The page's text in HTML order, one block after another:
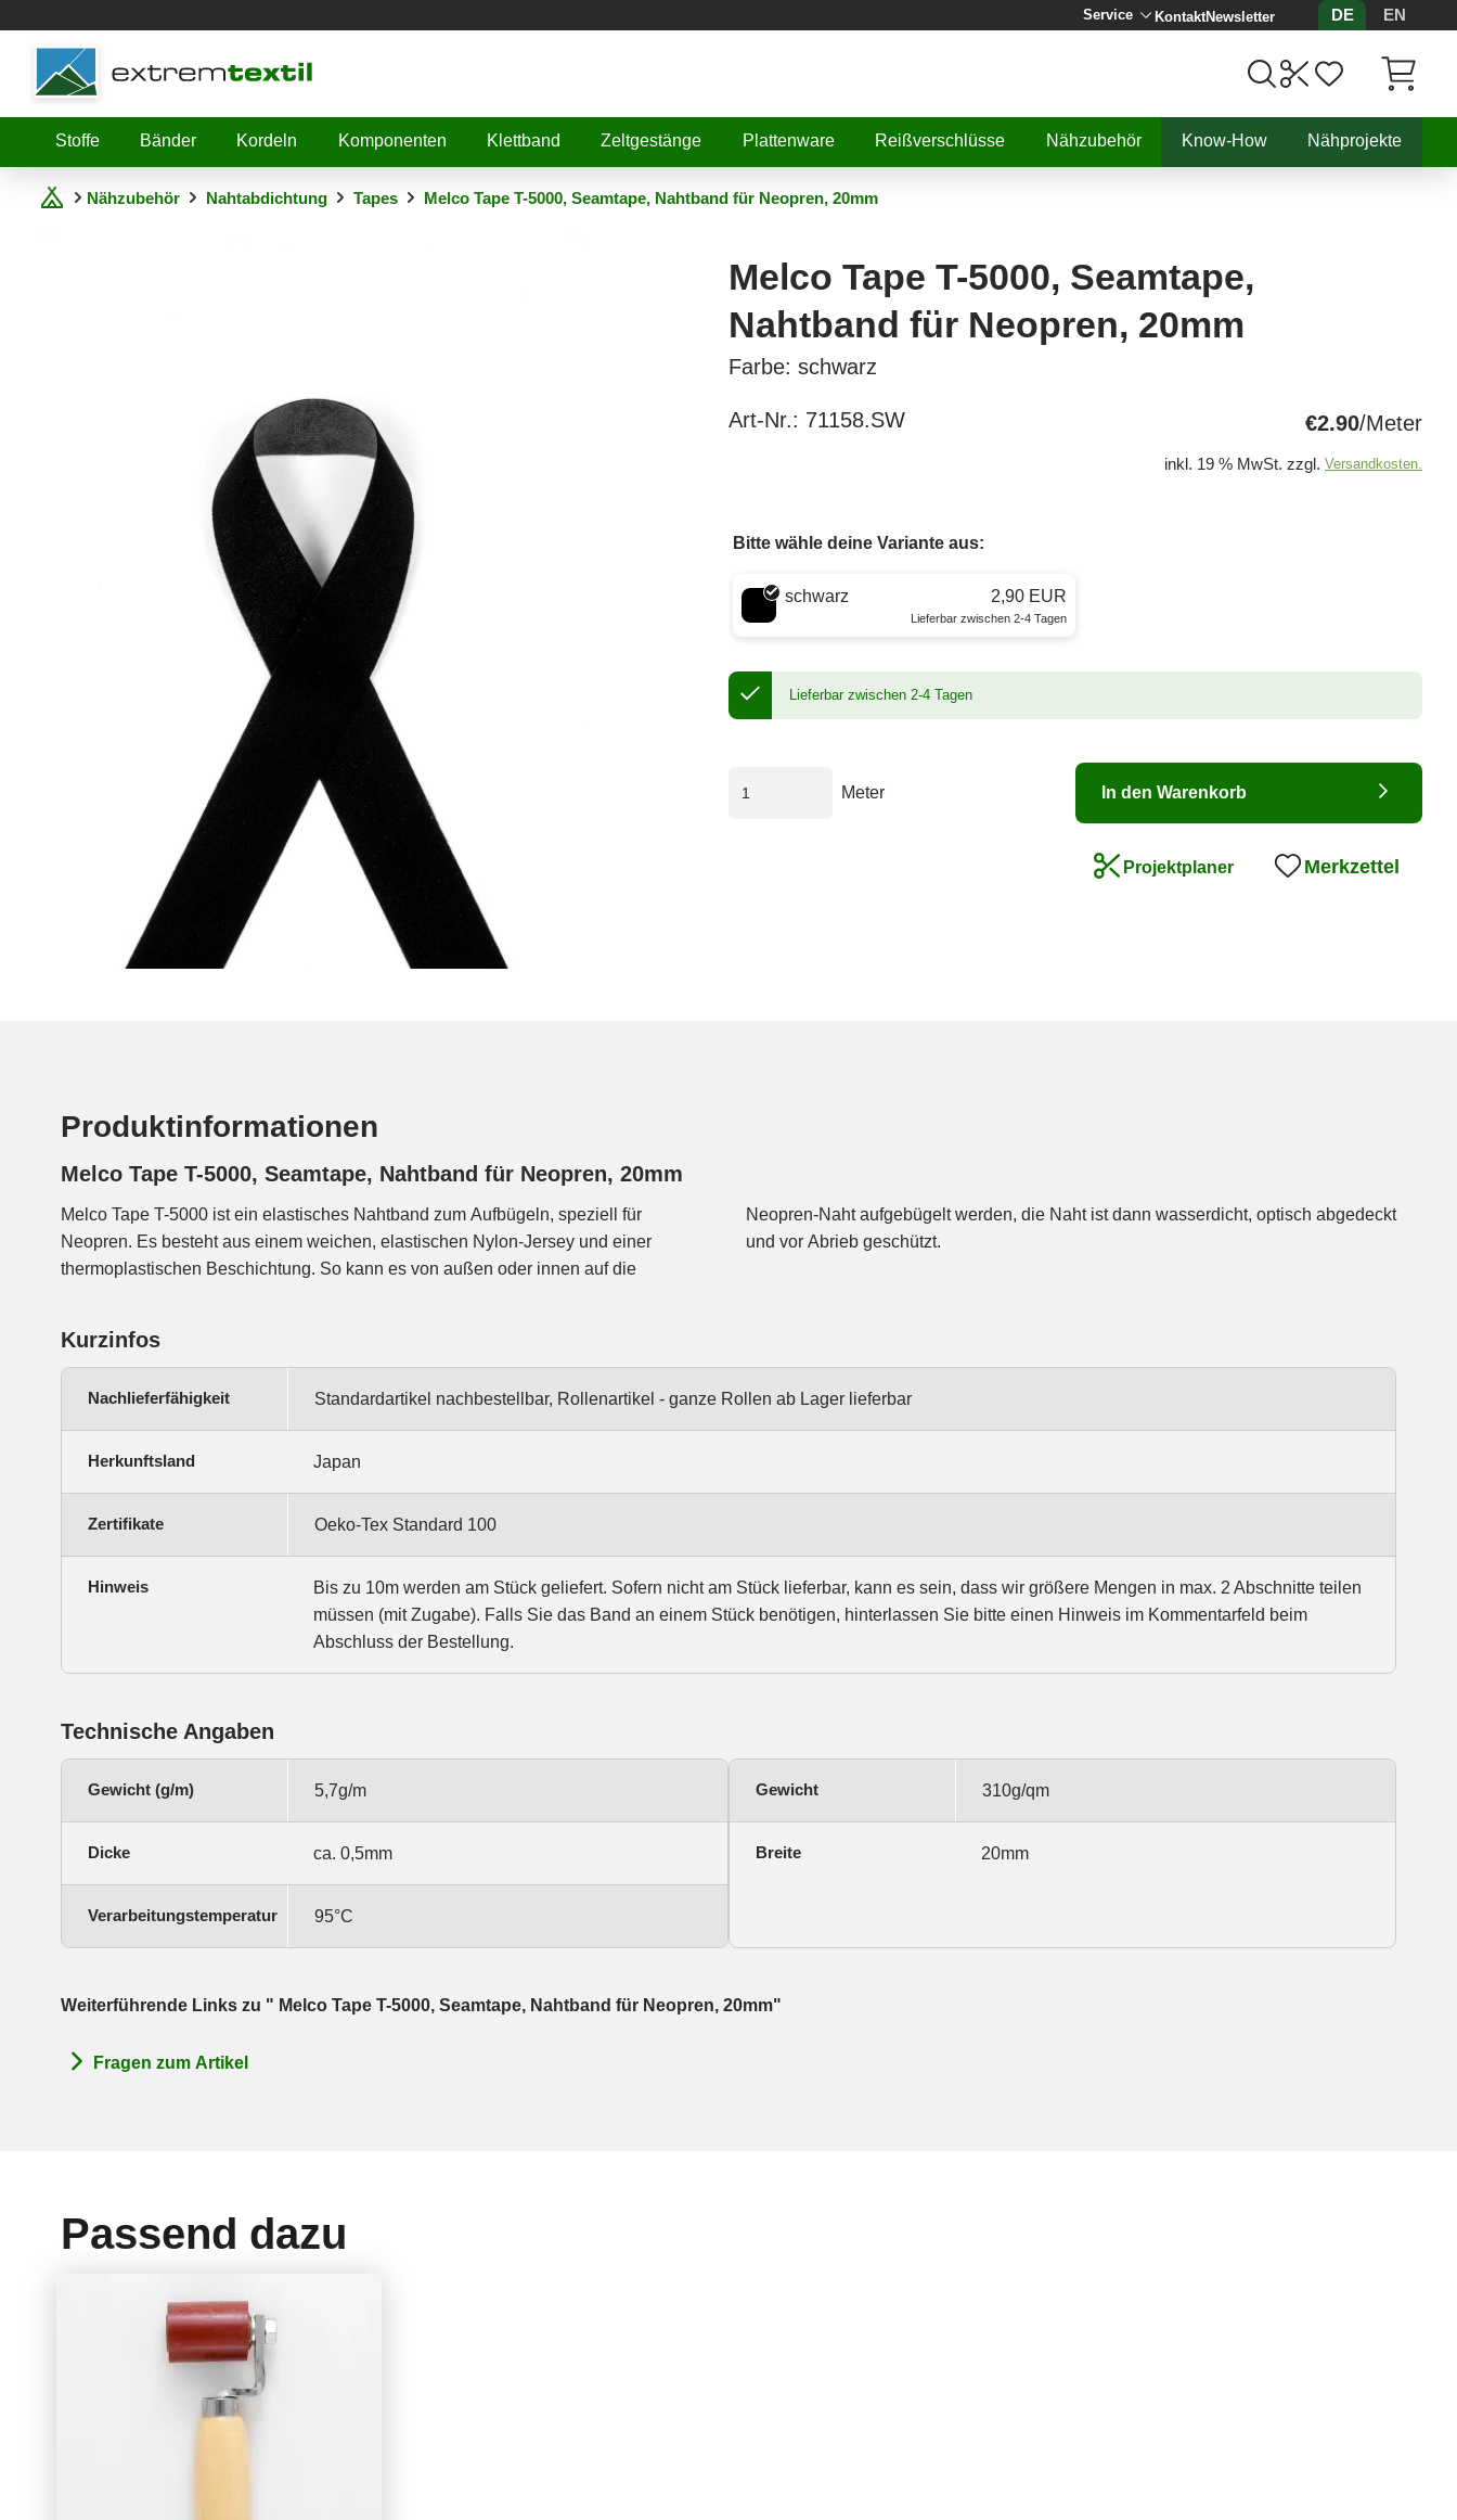
Service KontaktNewsletter DE
EN
Shopware
Stoffe
Bänder Kordeln Komponenten Klettband Zeltgestänge Plattenware Reißverschlüsse Nähzubehör Know-How Nähprojekte
Nähzubehör Nahtabdichtung Tapes Melco Tape T-5000, Seamtape, Nahtband für Neopren, 20mm
Melco Tape T-5000, Seamtape,
Nahtband für Neopren, 20mm
Farbe: schwarz
Art-Nr.: 71158.SW €2.90/Meter
inkl. 19 % MwSt. zzgl. Versandkosten.
Bitte wähle deine Variante aus:
Wähle eine Farbe
schwarz 2,90 EUR
Lieferbar zwischen 2-4 Tagen
Lieferbar zwischen 2-4 Tagen
Meter In den Warenkorb
Projektplaner Merkzettel
Produktinformationen
Melco Tape T-5000, Seamtape, Nahtband für Neopren, 20mm
Melco Tape T-5000 ist ein elastisches Nahtband zum Aufbügeln, speziell für
Neopren. Es besteht aus einem weichen, elastischen Nylon-Jersey und einer
thermoplastischen Beschichtung. So kann es von außen oder innen auf die
Neopren-Naht aufgebügelt werden, die Naht ist dann wasserdicht, optisch abgedeckt
und vor Abrieb geschützt.
Kurzinfos
Nachlieferfähigkeit Standardartikel nachbestellbar, Rollenartikel - ganze Rollen ab Lager lieferbar
Herkunftsland Japan
Zertifikate Oeko-Tex Standard 100
Hinweis
Bis zu 10m werden am Stück geliefert. Sofern nicht am Stück lieferbar, kann es sein, dass wir größere Mengen in max. 2 Abschnitte teilen
müssen (mit Zugabe). Falls Sie das Band an einem Stück benötigen, hinterlassen Sie bitte einen Hinweis im Kommentarfeld beim
Abschluss der Bestellung.
Technische Angaben
Gewicht (g/m) 5,7g/m
Dicke ca. 0,5mm
Verarbeitungstemperatur 95°C
Gewicht 310g/qm
Breite 20mm
Weiterführende Links zu " Melco Tape T-5000, Seamtape, Nahtband für Neopren, 20mm"
Fragen zum Artikel
Passend dazu